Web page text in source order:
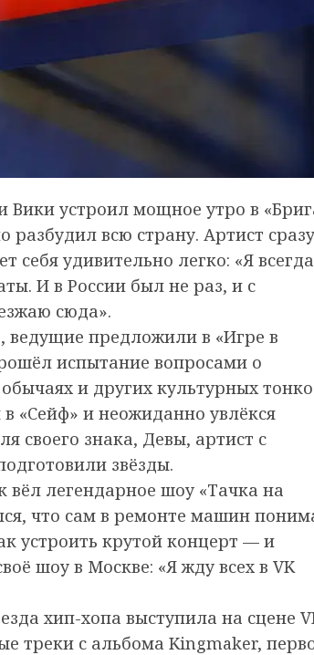
Вики устроил мощное утро в
разбудил всю страну. Артист сразу
себя удивительно легко: «Я всегда
И в России был не раз, и с
сюда».
ведущие предложили в «Игре в
испытание вопросами о
и других культурных
«Сейф» и неожиданно увлёкся
своего знака, Девы, артист с
звёзды.
легендарное шоу «Тачка на
что сам в ремонте машин
устроить крутой концерт — и
шоу в Москве: «Я жду всех в VK
хип-хопа выступила на сцене
треки с альбома Kingmaker,